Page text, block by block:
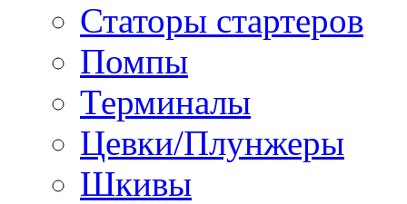
Статоры стартеров
Помпы
Терминалы
Цевки/Плунжеры
Шкивы